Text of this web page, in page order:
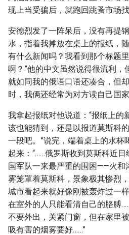
现上当受骗后，就跑回跳蚤市场
安德烈发了一阵呆后，没有再提
水，指着我摊放在桌上的报纸，
有什么新闻吗？我看到那个标题
啊？”他的中文虽然说得很流利，
就如同我的俄语口语还凑合，但
时，我俩还经常为对方读自己国家
我拿起报纸对他说道：“报纸上的
该也能猜到，还是以报道莫斯科
一段吧。”说完，端着桌上的水杯
起来：“……俄罗斯收到莫斯科近
国军队一来最严重的围困——火和
雾笼罩着莫斯科，景象极其惨烈
城市看起来就好像刚被轰炸过一
在室外的人只能看清自己的胳膊
不要外出，关紧门窗，但在家里
吸有害的烟雾要好……”